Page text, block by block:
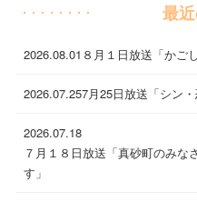
最
2026.08.01 ８月１日放送「かご
2026.07.257月25日放送「シン・
2026.07.18
７月１８日放送「真砂町のみ
す」